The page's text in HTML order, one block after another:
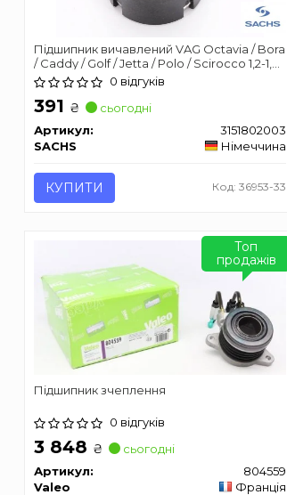
Підшипник вичавлений VAG Octavia / Bora
/ Caddy / Golf / Jetta / Polo / Scirocco 1,2-1,9
82-06
0 відгуків
391 ₴
сьогодні
Артикул:
3151802003
SACHS
Німеччина
КУПИТИ Код: 36953-33
Підшипник зчеплення
0 відгуків
3 848 ₴
сьогодні
Артикул:
804559
Valeo
Франція
Топ
продажів